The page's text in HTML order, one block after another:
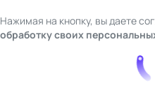
Нажимая на кнопку, вы даете
обработку своих